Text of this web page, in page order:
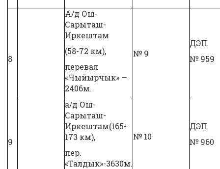
8
А/д Ош-
Сарыташ-
Иркештам
(58-72 км),
перевал
«Чыйырчык» —
2406м.
№ 9
ДЭП
№ 959
9
а/д Ош-
Сарыташ-
Иркештам(165-
173 км),
пер.
«Талдык»-3630м.
№ 10
ДЭП
№ 960